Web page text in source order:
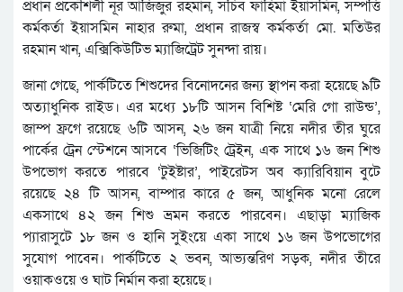
প্রধান প্রকৌশলী নূর আজিজুর রহমান, সচিব ফাহিমা ইয়াসমিন, সম্পত্তি
কর্মকর্তা ইয়াসমিন নাহার রুমা, প্রধান রাজস্ব কর্মকর্তা মো. মতিউর
রহমান খান, এক্সিকিউটিভ ম্যাজিট্রেট সুনন্দা রায়।
জানা গেছে, পার্কটিতে শিশুদের বিনোদনের জন্য স্থাপন করা হয়েছে ৯টি
অত্যাধুনিক রাইড। এর মধ্যে ১৮টি আসন বিশিষ্ট ‘মেরি গো রাউন্ড’,
জাম্প ফ্রগে রয়েছে ৬টি আসন, ২৬ জন যাত্রী নিয়ে নদীর তীর ঘুরে
পার্কের ট্রেন স্টেশনে আসবে ‘ভিজিটিং ট্রেইন, এক সাথে ১৬ জন শিশু
উপভোগ করতে পারবে ‘টুইষ্টার’, পাইরেটস অব ক্যারিবিয়ান বুটে
রয়েছে ২৪ টি আসন, বাম্পার কারে ৫ জন, আধুনিক মনো রেলে
একসাথে ৪২ জন শিশু ভ্রমন করতে পারবেন। এছাড়া ম্যাজিক
প্যারাসুটে ১৮ জন ও হানি সুইংয়ে একা সাথে ১৬ জন উপভোগের
সুযোগ পাবেন। পার্কটিতে ২ ভবন, আভ্যন্তরিণ সড়ক, নদীর তীরে
ওয়াকওয়ে ও ঘাট নির্মান করা হয়েছে।